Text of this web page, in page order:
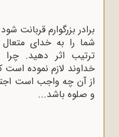
برادر بزرگوارم قربانت شود
شما را به خدای
ترتیب اثر دهید.
خداوند لازم نموده است
از آن چه واجب است
و صلوه باشد...